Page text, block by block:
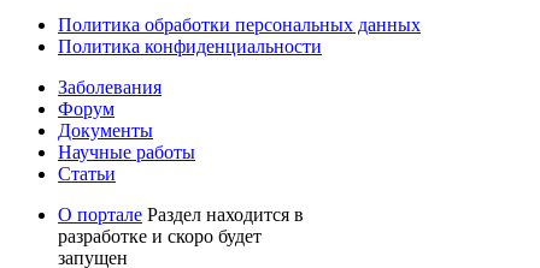
Политика обработки персональных данных
Политика конфиденциальности
Заболевания
Форум
Документы
Научные работы
Статьи
О портале Раздел находится в
разработке и скоро будет
запущен